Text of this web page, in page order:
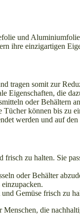
und
ihre einzigartigen
tragen somit zur
Eigenschaften, die
oder Behältern
können bis zu
werden und auf
zu halten. Sie
oder Behälter
Gemüse frisch zu
die